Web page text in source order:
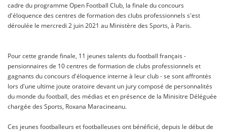
cadre du programme Open Football Club, la finale du concours
d'éloquence des centres de formation des clubs professionnels s'est
déroulée le mercredi 2 juin 2021 au Ministère des Sports, à Paris.
Pour cette grande finale, 11 jeunes talents du football français -
pensionnaires de 10 centres de formation de clubs professionnels et
gagnants du concours d'éloquence interne à leur club - se sont affrontés
lors d'une ultime joute oratoire devant un jury composé de personnalités
du monde du football, des médias et en présence de la Minisitre Déléguée
chargée des Sports, Roxana Maracineanu.
Ces jeunes footballeurs et footballeuses ont bénéficié, depuis le début de